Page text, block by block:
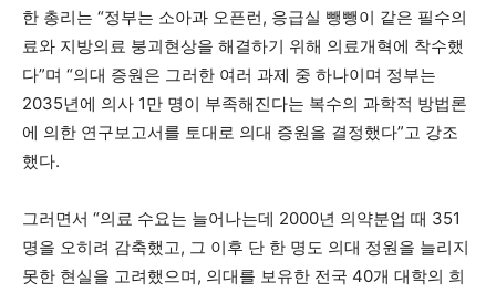
한 총리는 “정부는 소아과 오픈런, 응급실 뺑뺑이 같은 필수의
료와 지방의료 붕괴현상을 해결하기 위해 의료개혁에 착수했
다”며 “의대 증원은 그러한 여러 과제 중 하나이며 정부는
2035년에 의사 1만 명이 부족해진다는 복수의 과학적 방법론
에 의한 연구보고서를 토대로 의대 증원을 결정했다”고 강조
했다.
그러면서 “의료 수요는 늘어나는데 2000년 의약분업 때 351
명을 오히려 감축했고, 그 이후 단 한 명도 의대 정원을 늘리지
못한 현실을 고려했으며, 의대를 보유한 전국 40개 대학의 희